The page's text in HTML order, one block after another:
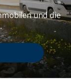
und die